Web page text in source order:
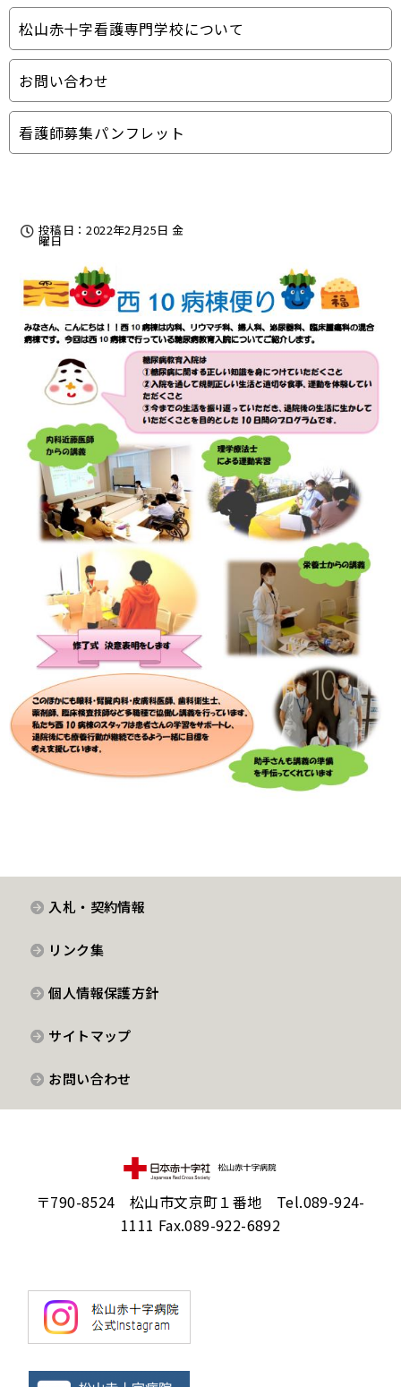
松山赤十字看護専門学校について
お問い合わせ
看護師募集パンフレット
投稿日：2022年2月25日 金
曜日
入札・契約情報
リンク集
個人情報保護方針
サイトマップ
お問い合わせ
〒790-8524 松山市文京町１番地 Tel.089-924-
1111 Fax.089-922-6892